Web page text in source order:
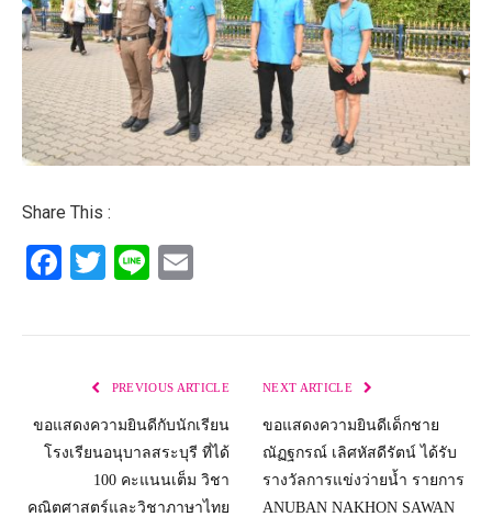
Share This :
Facebook
Twitter
Line
PREVIOUS ARTICLE
ขอแสดงความยินดีกับนักเรียน
โรงเรียนอนุบาลสระบุรี ที่ได้
100 คะแนนเต็ม วิชา
คณิตศาสตร์และวิชาภาษาไทย
NEXT ARTICLE
ขอแสดงความยินดีเด็กชาย
ณัฏฐกรณ์ เลิศหัสดีรัตน์ ได้รับ
รางวัลการแข่งว่ายน้ำ รายการ
ANUBAN NAKHON SAWAN